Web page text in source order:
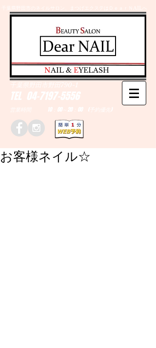
千葉県野田市のネイルサロン、まつげエクステはＤｅａｒＮAILへ
TEL 04-7197-5556
営業時間 10：00～20：00 (予約優先)
千葉県野田市野田790-1
​NAIL & EYELASH
お客様ネイル☆